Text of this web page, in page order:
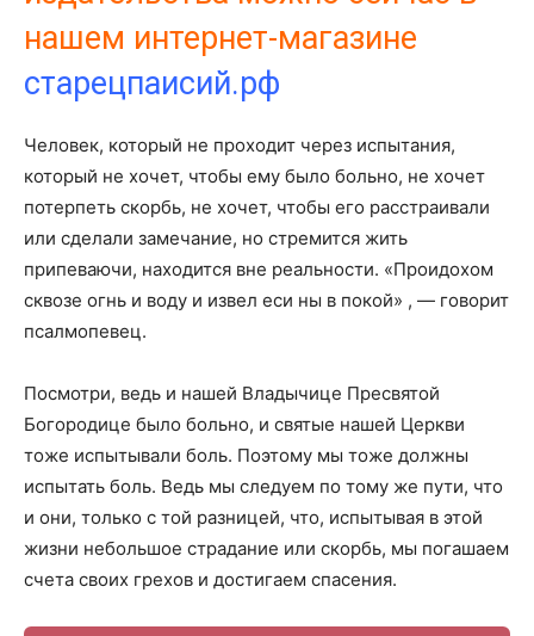
нашем интернет-магазине
старецпаисий.рф
Человек, который не проходит через испытания,
который не хочет, чтобы ему было больно, не хочет
потерпеть скорбь, не хочет, чтобы его расстраивали
или сделали замечание, но стремится жить
припеваючи, находится вне реальности. «Проидохом
сквозе огнь и воду и извел ecи ны в покой» , — говорит
псалмопевец.
Посмотри, ведь и нашей Владычице Пресвятой
Богородице было больно, и святые нашей Церкви
тоже испытывали боль. Поэтому мы тоже должны
испытать боль. Ведь мы следуем по тому же пути, что
и они, только с той разницей, что, испытывая в этой
жизни небольшое страдание или скорбь, мы погашаем
счета своих грехов и достигаем спасения.